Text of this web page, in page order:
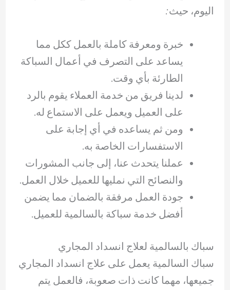
اليوم، حيث:
خبرة ومعرفة كاملة بالعمل ككل مما
يساعد على التصرف في أعمال السباكة
الطارئة بأي وقت.
لدينا فريق من خدمة العملاء يقوم بالرد
على العميل ويعمل على الاستماع له.
ومن ثم يساعده في أي إجابة على
الاستفسارات الخاصة به.
عملنا يتحدث عنا، إلى جانب المشورات
والنصائح التي نمليها للعميل خلال العمل.
جودة العمل مرفقة بالضمان مما يضمن
أفضل خدمة سباكة بالسالمية للعميل.
سباك بالسالمية لعلاج انسداد المجاري
سباك السالمية يعمل على علاج انسداد المجاري
جميعها، مهما كانت ذات صعوبة، فالعمل يتم